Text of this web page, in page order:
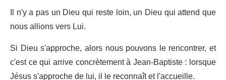
Il n'y a pas un Dieu qui reste loin, un Dieu qui attend que
nous allions vers Lui.
Si Dieu s'approche, alors nous pouvons le rencontrer, et
c'est ce qui arrive concrètement à Jean-Baptiste : lorsque
Jésus s'approche de lui, il le reconnaît et l'accueille.